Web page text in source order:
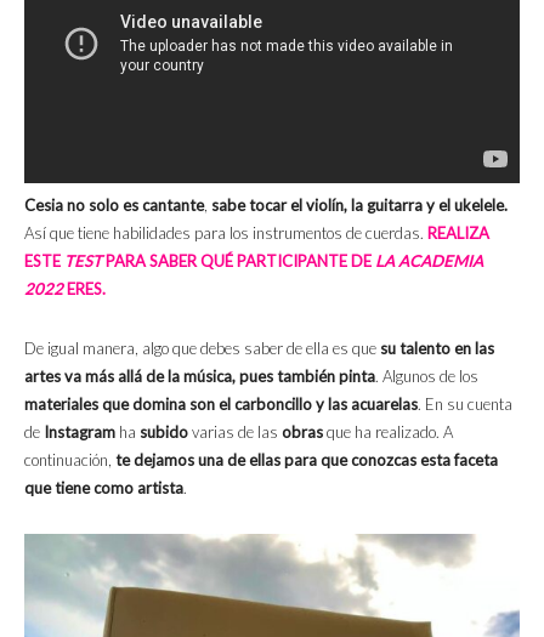
Cesia no solo es cantante, sabe tocar el violín, la guitarra y el ukelele.
Así que tiene habilidades para los instrumentos de cuerdas. REALIZA
ESTE TESTPARA SABER QUÉ PARTICIPANTE DE LA ACADEMIA
2022ERES.
De igual manera, algo que debes saber de ella es que su talento en las
artes va más allá de la música, pues también pinta. Algunos de los
materiales que domina son el carboncillo y las acuarelas. En su cuenta
de Instagram ha subidovarias de las obrasque ha realizado. A
continuación, te dejamos una de ellas para que conozcas esta faceta
que tiene como artista.